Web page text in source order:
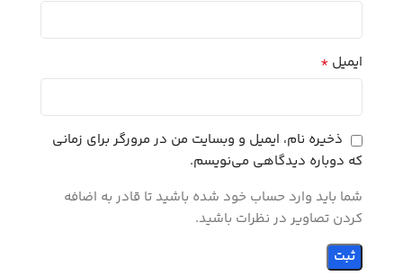
ایمیل *
ذخیره نام، ایمیل و وبسایت من در مرورگر برای زمانی
که دوباره دیدگاهی می‌نویسم.
شما باید وارد حساب خود شده باشید تا قادر به اضافه
کردن تصاویر در نظرات باشید.